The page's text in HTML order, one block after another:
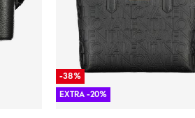
-38%
EXTRA -20%